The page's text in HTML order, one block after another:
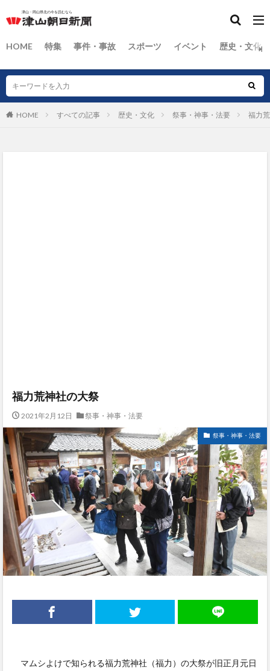
HOME 特集 事件・事故 スポーツ イベント 歴史・文化
HOME すべての記事 歴史・文化 祭事・神事・法要 福力
福力荒神社の大祭
2021年2月12日 祭事・神事・法要
祭事・神事・法要
マムシよけで知られる福力荒神社（福力）の大祭が旧正月元日